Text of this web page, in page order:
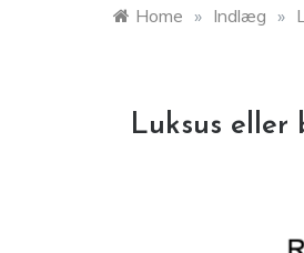
Home » Indlæg »
Luksus eller